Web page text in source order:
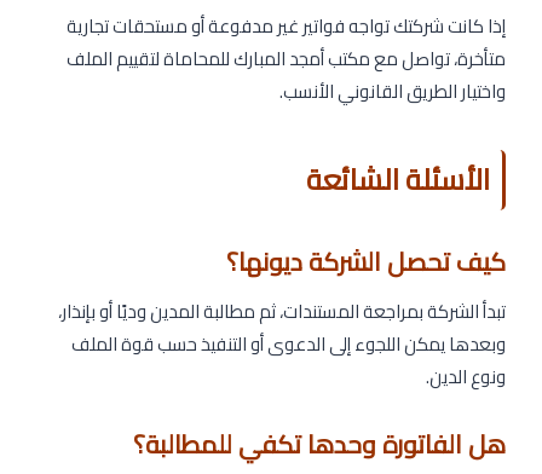
إذا كانت شركتك تواجه فواتير غير مدفوعة أو مستحقات تجارية
متأخرة، تواصل مع مكتب أمجد المبارك للمحاماة لتقييم الملف
واختيار الطريق القانوني الأنسب.
الأسئلة الشائعة
كيف تحصل الشركة ديونها؟
تبدأ الشركة بمراجعة المستندات، ثم مطالبة المدين وديًا أو بإنذار،
وبعدها يمكن اللجوء إلى الدعوى أو التنفيذ حسب قوة الملف
ونوع الدين.
هل الفاتورة وحدها تكفي للمطالبة؟